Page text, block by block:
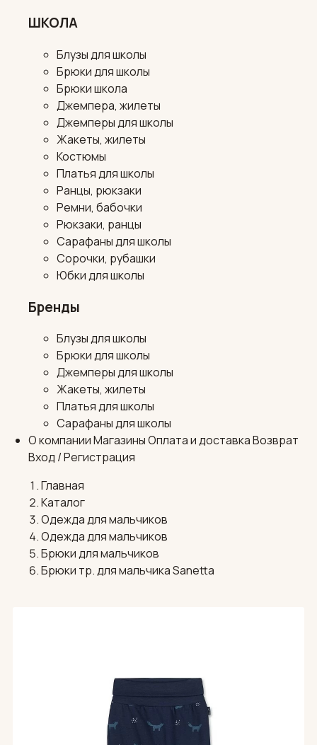
ШКОЛА
Блузы для школы
Брюки для школы
Брюки школа
Джемпера, жилеты
Джемперы для школы
Жакеты, жилеты
Костюмы
Платья для школы
Ранцы, рюкзаки
Ремни, бабочки
Рюкзаки, ранцы
Сарафаны для школы
Сорочки, рубашки
Юбки для школы
Бренды
Блузы для школы
Брюки для школы
Джемперы для школы
Жакеты, жилеты
Платья для школы
Сарафаны для школы
О компанииМагазиныОплата и доставкаВозврат
Вход / Регистрация
Главная
Каталог
Одежда для мальчиков
Одежда для мальчиков
Брюки для мальчиков
Брюки тр. для мальчика Sanetta